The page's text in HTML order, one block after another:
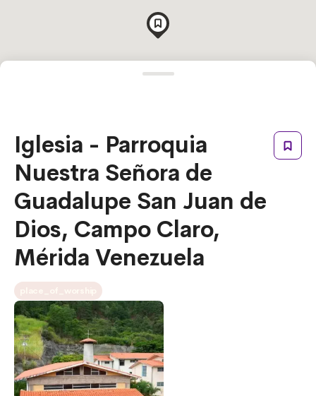
Iglesia - Parroquia
Nuestra Señora de
Guadalupe San Juan de
Dios, Campo Claro,
Mérida Venezuela